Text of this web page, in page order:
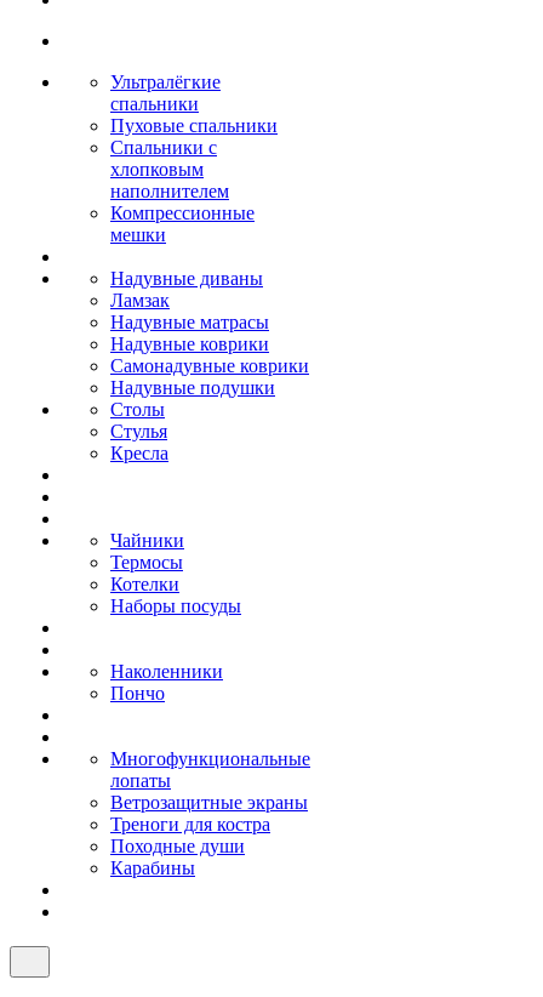
Ультралёгкие
спальники
Пуховые спальники
Спальники с
хлопковым
наполнителем
Компрессионные
мешки
Надувные диваны
Ламзак
Надувные матрасы
Надувные коврики
Самонадувные коврики
Надувные подушки
Столы
Стулья
Кресла
Чайники
Термосы
Котелки
Наборы посуды
Наколенники
Пончо
Многофункциональные
лопаты
Ветрозащитные экраны
Треноги для костра
Походные души
Карабины